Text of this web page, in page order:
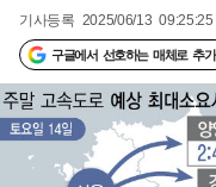
기사등록 2025/06/13 09:25:25
구글에서 선호하는 매체로 추가